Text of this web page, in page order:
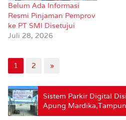
Belum Ada Informasi
Resmi Pinjaman Pemprov
ke PT SMI Disetujui
Juli 28, 2026
1 2 »
Sistem Parkir Digital
Apung
Kendaraan